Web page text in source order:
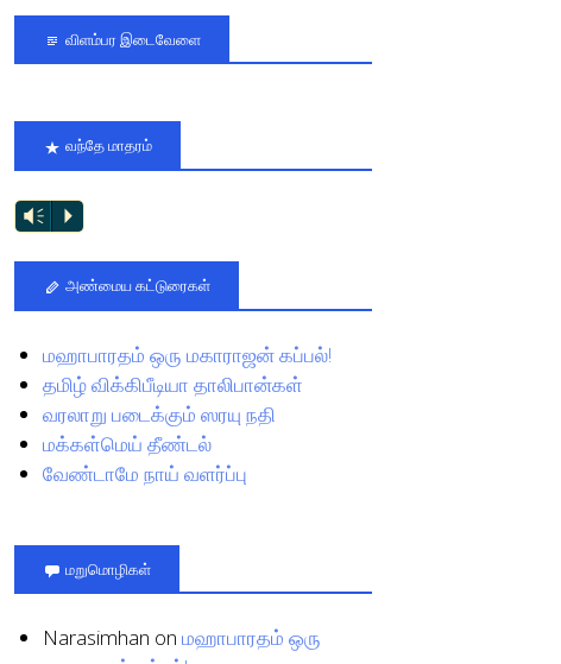
விளம்பர இடைவேளை
வந்தே மாதரம்
Vm P
அண்மைய கட்டுரைகள்
மஹாபாரதம் ஒரு மகாராஜன் கப்பல்!
தமிழ் விக்கிபீடியா தாலிபான்கள்
வரலாறு படைக்கும் ஸரயு நதி
மக்கள்மெய் தீண்டல்
வேண்டாமே நாய் வளர்ப்பு
மறுமொழிகள்
Narasimhan onமஹாபாரதம் ஒரு